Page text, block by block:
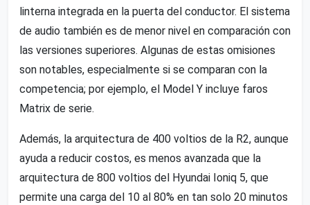
linterna integrada en la puerta del conductor. El sistema
de audio también es de menor nivel en comparación con
las versiones superiores. Algunas de estas omisiones
son notables, especialmente si se comparan con la
competencia; por ejemplo, el Model Y incluye faros
Matrix de serie.
Además, la arquitectura de 400 voltios de la R2, aunque
ayuda a reducir costos, es menos avanzada que la
arquitectura de 800 voltios del Hyundai Ioniq 5, que
permite una carga del 10 al 80% en tan solo 20 minutos